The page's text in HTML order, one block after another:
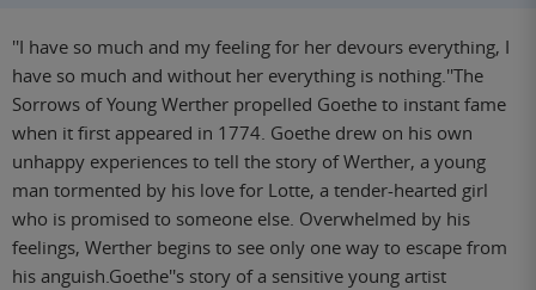
''I have so much and my feeling for her devours everything, I
have so much and without her everything is nothing.''The
Sorrows of Young Werther propelled Goethe to instant fame
when it first appeared in 1774. Goethe drew on his own
unhappy experiences to tell the story of Werther, a young
man tormented by his love for Lotte, a tender-hearted girl
who is promised to someone else. Overwhelmed by his
feelings, Werther begins to see only one way to escape from
his anguish.Goethe''s story of a sensitive young artist